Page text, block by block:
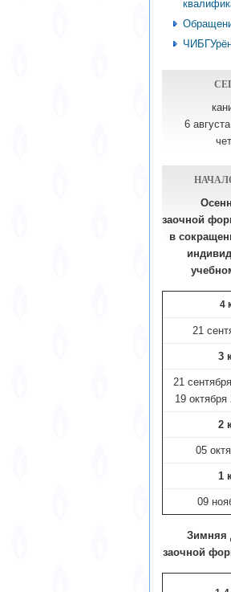
6
заочной
в
4
21
3
21
19
2
05
1
09
Зимняя
заочной